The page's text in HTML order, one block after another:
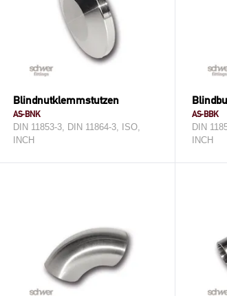
Blindnutklemmstutzen
AS-BNK
DIN 11853-3, DIN 11864-3, ISO,
INCH
AS-BBK
DIN
INCH